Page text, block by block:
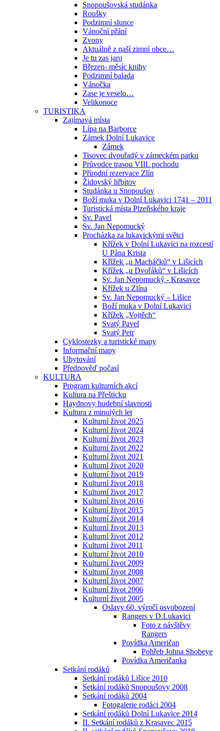
Snopoušovská studánka
Roušky
Podzimní slunce
Vánoční přání
Zvony
Aktuálně z naší zimní obce…
Je tu zas jaro
Březen- měsíc knihy
Podzimní balada
Vánočka
Zase je veselo…
Velikonoce
TURISTIKA
Zajímavá místa
Lípa na Barborce
Zámek Dolní Lukavice
Zámek
Tisovec dvouřadý v zámeckém parku
Průvodce trasou VIII. pochodu
Přírodní rezervace Zlín
Židovský hřbitov
Studánka u Snopoušov
Boží muka v Dolní Lukavici 1741 – 2011
Turistická místa Plzeňského kraje
Sv. Pavel
Sv. Jan Nepomucký
Procházka za lukavickými světci
Křížek v Dolní Lukavici na rozcestí
U Pána Krista
Křížek „u Macháčků“ v Lišicích
Křížek „u Dvořáků“ v Lišicích
Sv. Jan Nepomucký - Krasavce
Křížek u Zlína
Sv. Jan Nepomucký – Lišice
Boží muka v Dolní Lukavici
Křížek „Vojtěch“
Svatý Pavel
Svatý Petr
Cyklostezky a turistické mapy
Informační mapy
Ubytování
Předpověď počasí
KULTURA
Program kulturních akcí
Kultura na Přešticku
Haydnovy hudební slavnosti
Kultura z minulých let
Kulturní život 2025
Kulturní život 2024
Kulturní život 2023
Kulturní život 2022
Kulturní život 2021
Kulturní život 2020
Kulturní život 2019
Kulturní život 2018
Kulturní život 2017
Kulturní život 2016
Kulturní život 2015
Kulturní život 2014
Kulturní život 2013
Kulturní život 2012
Kulturní život 2011
Kulturní život 2010
Kulturní život 2009
Kulturní život 2008
Kulturní život 2007
Kulturní život 2006
Kulturní život 2005
Oslavy 60. výročí osvobození
Rangers v D.Lukavici
Foto z návštěvy
Rangers
Povídka Američan
Pohřeb Johna Shobeye
Povídka Američanka
Setkání rodáků
Setkání rodáků Lišice 2010
Setkání rodáků Snopoušovy 2008
Setkání rodáků 2004
Fotogalerie rodáci 2004
Setkání rodáků Dolní Lukavice 2014
II. Setkání rodáků z Krasavec 2015